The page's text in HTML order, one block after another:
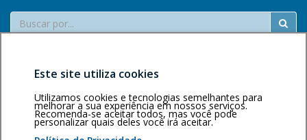
Buscar
Área restritaPolítica de
privacidade
Personalização
Voltar ao topo
Este site utiliza cookies
Utilizamos cookies e tecnologias semelhantes para
melhorar a sua experiência em nossos serviços.
Recomenda-se aceitar todos, mas você pode
personalizar quais deles você irá aceitar.